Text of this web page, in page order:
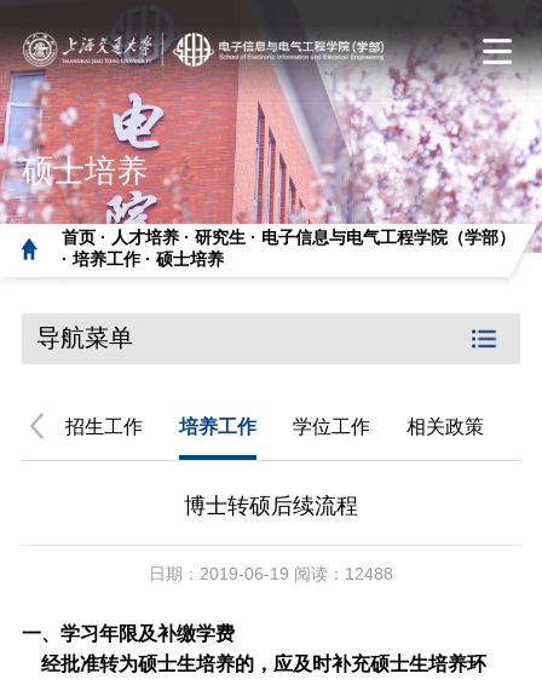
硕士培养
首页 · 人才培养 ·研究生 · 电子信息与电气工程学院（学部）
·培养工作 ·硕士培养
导航菜单
招生工作 培养工作 学位工作 相关政策
博士转硕后续流程
日期：2019-06-19 阅读：12488
一、学习年限及补缴学费
经批准转为硕士生培养的，应及时补充硕士生培养环